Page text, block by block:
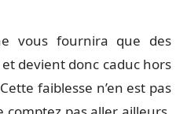
vous fournira que des
devient donc caduc hors
faiblesse n’en est pas